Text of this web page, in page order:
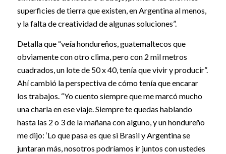
superficies de tierra que existen, en Argentina al menos,
y la falta de creatividad de algunas soluciones”.
Detalla que “veía hondureños, guatemaltecos que
obviamente con otro clima, pero con 2 mil metros
cuadrados, un lote de 50 x 40, tenía que vivir y producir”.
Ahí cambió la perspectiva de cómo tenía que encarar
los trabajos. “Yo cuento siempre que me marcó mucho
una charla en ese viaje. Siempre te quedas hablando
hasta las 2 o 3 de la mañana con alguno, y un hondureño
me dijo: ‘Lo que pasa es que si Brasil y Argentina se
juntaran más, nosotros podríamos ir juntos con ustedes